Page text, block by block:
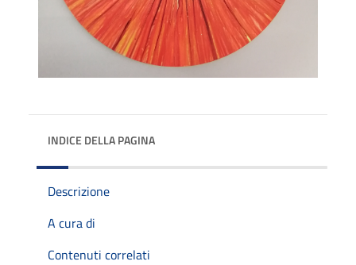
INDICE DELLA PAGINA
Descrizione
A cura di
Contenuti correlati